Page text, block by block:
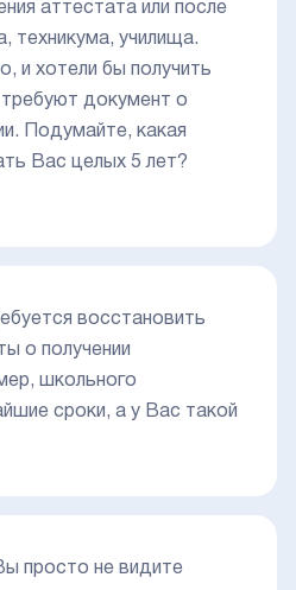
аттестата или после
техникума, училища.
и хотели бы получить
документ о
Подумайте, какая
Вас целых 5 лет?
восстановить
о получении
школьного
сроки, а у Вас такой
просто не видите